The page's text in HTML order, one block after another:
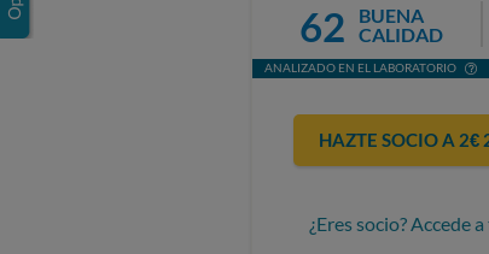
62
BUENA
CALIDAD
ANALIZADO EN EL LABORATORIO
HAZTE SOCIO A 2€
¿Eres socio? Accede